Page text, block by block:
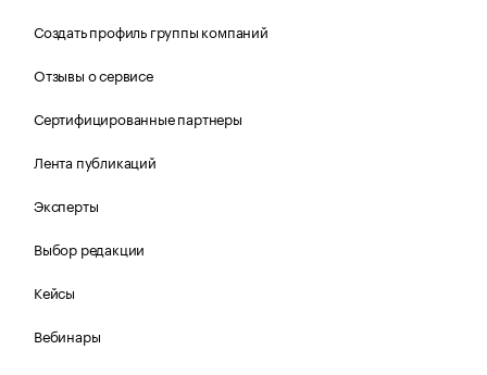
Создать профиль группы компаний
Отзывы о сервисе
Сертифицированные партнеры
Лента публикаций
Эксперты
Выбор редакции
Кейсы
Вебинары